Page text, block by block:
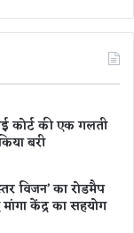
कोर्ट की एक गलती
बरी
विजन’ का रोडमैप
केंद्र का सहयोग